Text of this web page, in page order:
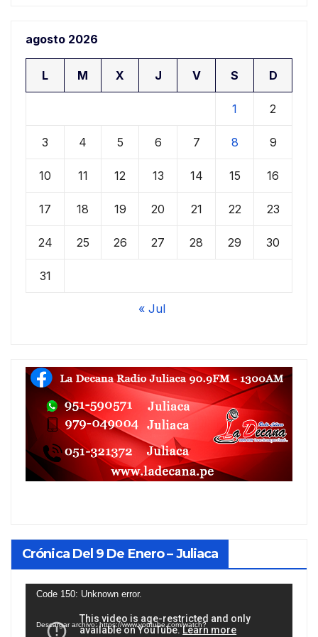
agosto 2026
L M X J V S D
1 2
3 4 5 6 7 8 9
10 11 12 13 14 15 16
17 18 19 20 21 22 23
24 25 26 27 28 29 30
31
« Jul
Crónica Del 9 De Enero – Juliaca
Reproductor
Code 150: Unknown error.
Descargar archivo: https://www.youtube.com/watch?